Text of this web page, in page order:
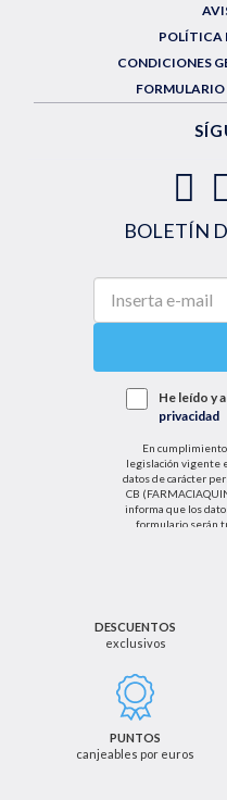
POLÍTICA
CONDICIONES
BOLETÍN
He leído y
privacidad
En
legislación vigente
datos de carácter
CB
informa que los
formulario serán
el tratamiento de
cancelación u
adicionales que le
de email
como a través de
información
privacidad que
DESCUENTOS
exclusivos
PUNTOS
canjeables por euros